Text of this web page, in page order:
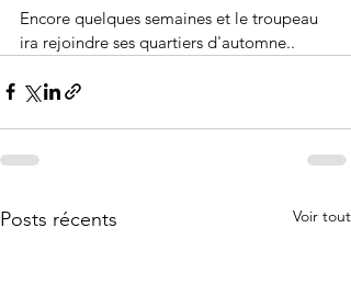
Encore quelques semaines et le troupeau
ira rejoindre ses quartiers d'automne..
Posts récents Voir tout